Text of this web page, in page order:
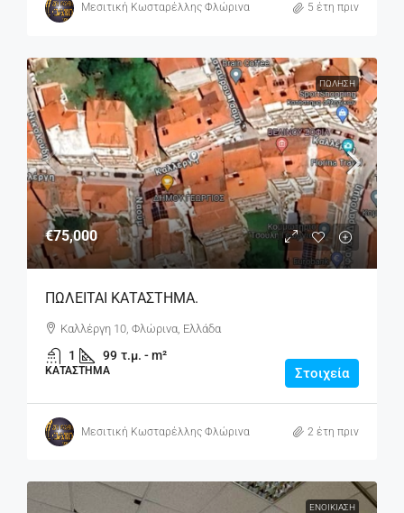
Μεσιτική Κωσταρέλλης Φλώρινα 5 έτη πριν
ΠΏΛΗΣΗ
€75,000
ΠΩΛΕΙΤΑΙ ΚΑΤΑΣΤΗΜΑ.
Καλλέργη 10, Φλώρινα, Ελλάδα
1 99 τ.μ. - m²
ΚΑΤΆΣΤΗΜΑ Στοιχεία
Μεσιτική Κωσταρέλλης Φλώρινα 2 έτη πριν
ΕΝΟΙΚΊΑΣΗ